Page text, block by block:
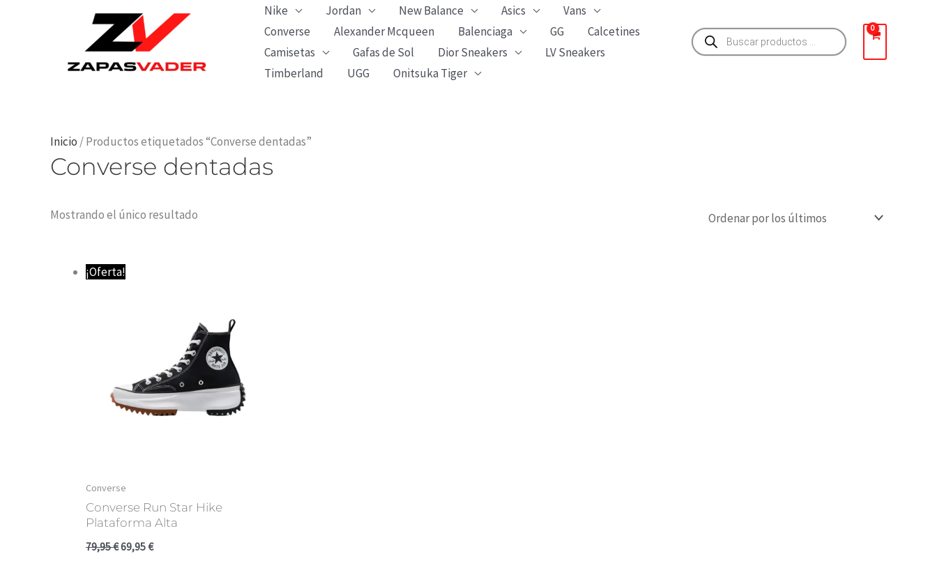
Nike Jordan New Balance Asics
Vans
Converse
Alexander Mcqueen Balenciaga GG
Calcetines
Camisetas
Gafas de Sol Dior Sneakers
LV Sneakers
Timberland
UGG Onitsuka Tiger
Búsqueda
de
productos
Inicio / Productos etiquetados “Converse dentadas”
Converse dentadas
Mostrando el único resultado
¡Oferta!
Converse
Converse Run Star Hike
Plataforma Alta
79,95€
El
precio
69,95€